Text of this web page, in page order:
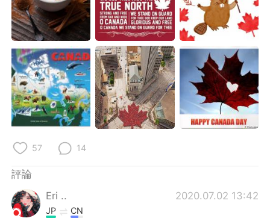
Português
57 14
評論
Eri ..
2020.07.02 13:42
JP CN